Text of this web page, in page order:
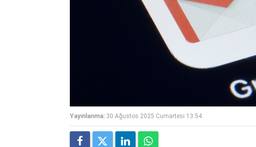
Yayınlanma: 30 Ağustos 2025 Cumartesi 13:54